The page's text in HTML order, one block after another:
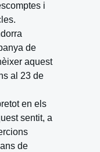
i
de
aquest
al 23 de
en els
sentit, a
de